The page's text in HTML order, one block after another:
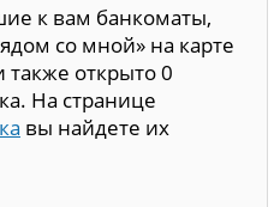
к вам банкоматы,
со мной» на карте
открыто 0
На странице
вы найдете их